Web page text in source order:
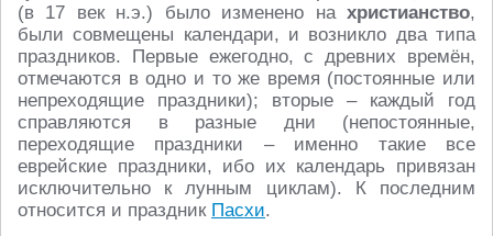
(в 17 век н.э.) было изменено на христианство,
были совмещены календари, и возникло два типа
праздников. Первые ежегодно, с древних времён,
отмечаются в одно и то же время (постоянные или
непреходящие праздники); вторые – каждый год
справляются в разные дни (непостоянные,
переходящие праздники – именно такие все
еврейские праздники, ибо их календарь привязан
исключительно к лунным циклам). К последним
относится и праздник Пасхи.